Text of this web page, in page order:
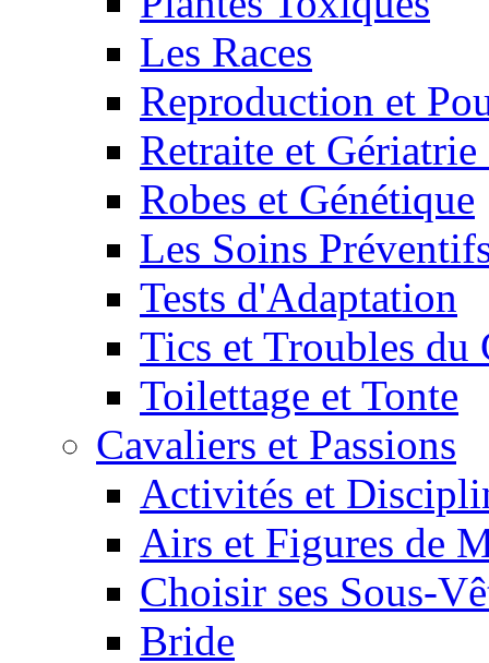
Les Races
Reproduction et
Retraite et
Robes et Génétique
Les Soins
Tests d'Adaptation
Tics et Troubles du
Toilettage et Tonte
Cavaliers et Passions
Activités et
Airs et Figures de
Choisir ses Sous-
Bride